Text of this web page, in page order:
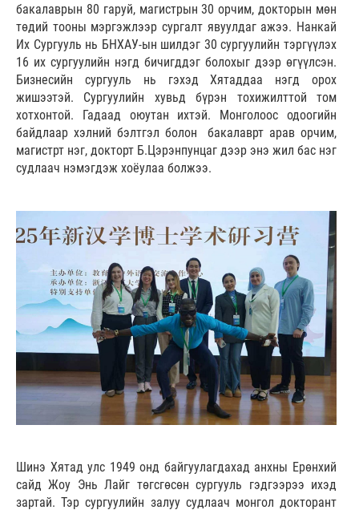
бакалаврын 80 гаруй, магистрын 30 орчим, докторын мөн
төдий тооны мэргэжлээр сургалт явуулдаг ажээ. Нанкай
Их Сургууль нь БНХАУ-ын шилдэг 30 сургуулийн тэргүүлэх
16 их сургуулийн нэгд бичигддэг болохыг дээр өгүүлсэн.
Бизнесийн сургууль нь гэхэд Хятаддаа нэгд орох
жишээтэй. Сургуулийн хувьд бүрэн тохижилттой том
хотхонтой. Гадаад оюутан ихтэй. Монголоос одоогийн
байдлаар хэлний бэлтгэл болон бакалаврт арав орчим,
магистрт нэг, докторт Б.Цэрэнпунцаг дээр энэ жил бас нэг
судлаач нэмэгдэж хоёулаа болжээ.
Шинэ Хятад улс 1949 онд байгуулагдахад анхны Ерөнхий
сайд Жоу Энь Лайг төгсгөсөн сургууль гэдгээрээ ихэд
зартай. Тэр сургуулийн залуу судлаач монгол докторант